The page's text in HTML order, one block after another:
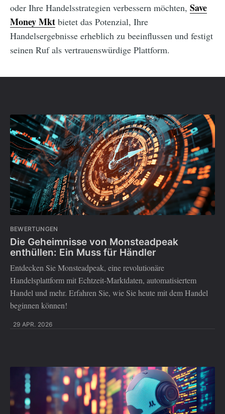
oder Ihre Handelsstrategien verbessern möchten, Save
Money Mkt bietet das Potenzial, Ihre
Handelsergebnisse erheblich zu beeinflussen und festigt
seinen Ruf als vertrauenswürdige Plattform.
BEWERTUNGEN
Die Geheimnisse von Monsteadpeak
enthüllen: Ein Muss für Händler
Entdecken Sie Monsteadpeak, eine revolutionäre
Handelsplattform mit Echtzeit-Marktdaten, automatisiertem
Handel und mehr. Erfahren Sie, wie Sie heute mit dem Handel
beginnen können!
29 APR. 2026